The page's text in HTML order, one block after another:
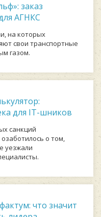
заказ
АГНКС
на которых
свои транспортные
газом.
для IT-шников
санкций
о том,
уезжали
что значит